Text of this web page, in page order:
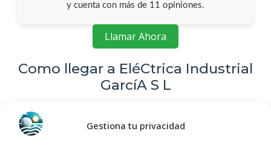
Gestiona tu privacidad
y cuenta con más de 11 opiniones.
Llamar Ahora
Como llegar a EléCtrica Industrial
GarcíA S L
EléCtrica Industrial GarcíA S L
ubicado en Carretera Dolores San Fulgencio,